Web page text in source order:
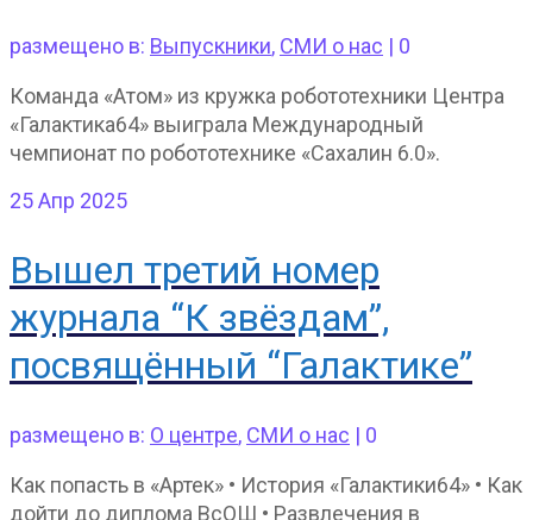
размещено в: Выпускники, СМИ о нас | 0
Команда «Атом» из кружка робототехники Центра
«Галактика64» выиграла Международный
чемпионат по робототехнике «Сахалин 6.0».
25Апр 2025
Вышел третий номер
журнала “К звёздам”,
посвящённый “Галактике”
размещено в: О центре, СМИ о нас | 0
Как попасть в «Артек» • История «Галактики64» • Как
дойти до диплома ВсОШ • Развлечения в